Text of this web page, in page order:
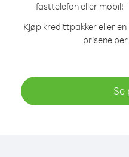
fasttelefon eller mobil!
Kjøp kredittpakker eller
prisene
Se